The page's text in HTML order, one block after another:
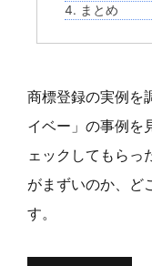
4. まとめ
商標登録の実例を
イベー」の事例を
ェックしてもらっ
がまずいのか、ど
す。